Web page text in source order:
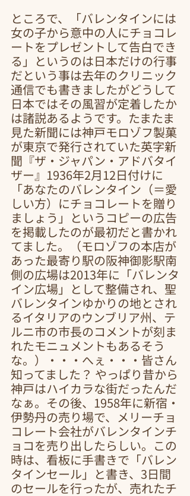
ところで、「バレンタインには
女の子から意中の人にチョコレ
ートをプレゼントして告白でき
る」というのは日本だけの行事
だという事は去年のクリニック
通信でも書きましたがどうして
日本ではその風習が定着したか
は諸説あるようです。たまたま
見た新聞には神戸モロゾフ製菓
が東京で発行されていた英字新
聞『ザ・ジャパン・アドバタイ
ザー』1936年2月12日付けに
「あなたのバレンタイン（＝愛
しい方）にチョコレートを贈り
ましょう」というコピーの広告
を掲載したのが最初だと書かれ
てました。（モロゾフの本店が
あった最寄り駅の阪神御影駅南
側の広場は2013年に「バレンタ
イン広場」として整備され、聖
バレンタインゆかりの地とされ
るイタリアのウンブリア州、テ
ルニ市の市長のコメントが刻ま
れたモニュメントもあるそう
な。）・・・へぇ・・・皆さん
知ってました？ やっぱり昔から
神戸はハイカラな街だったんだ
なぁ。その後、1958年に新宿・
伊勢丹の売り場で、メリーチョ
コレート会社がバレンタインチ
ョコを売り出したらしい。この
時は、看板に手書きで「バレン
タインセール」と書き、3日間
のセールを行ったが、売れたチ